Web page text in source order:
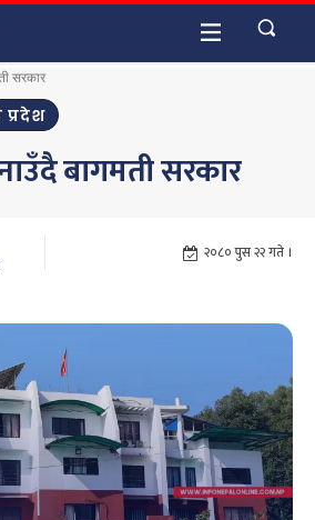
सरकार
प्रदेश
बागमती सरकार
२०८० पुस २२ गते ।